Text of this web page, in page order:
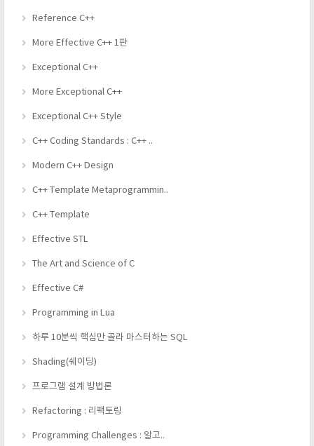
Reference C++
More Effective C++ 1판
Exceptional C++
More Exceptional C++
Exceptional C++ Style
C++ Coding Standards : C++ ..
Modern C++ Design
C++ Template Metaprogrammin..
C++ Template
Effective STL
The Art and Science of C
Effective C#
Programming in Lua
하루 10분씩 핵심만 골라 마스터하는 SQL
Shading(쉐이딩)
프로그램 설계 방법론
Refactoring : 리팩토링
Programming Challenges : 알고..